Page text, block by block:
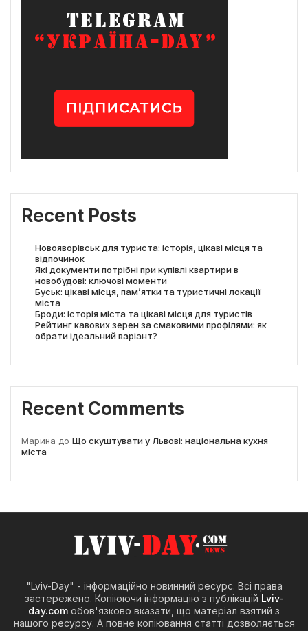
Recent Posts
Новояворівськ для туриста: історія, цікаві місця та
відпочинок
Які документи потрібні при купівлі квартири в
новобудові: ключові моменти
Буськ: цікаві місця, пам’ятки та туристичні локації
міста
Броди: історія міста та цікаві місця для туристів
Рейтинг кавових зерен за смаковими профілями: як
обрати ідеальний варіант?
Recent Comments
Марина до Що скуштувати у Львові: національна кухня
міста
"Lviv-Day" - інформаційно новинний ресурс. Всі права
застережено. Копіюючи інформацію з публікацій Lviv-
day.com обов'язково вказати, що матеріал взятий з
нашого ресурсу. А повне копіювання статті дозволяється